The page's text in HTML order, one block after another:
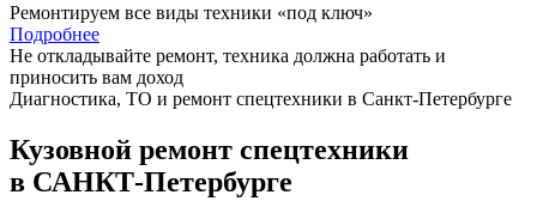
Ремонтируем все виды техники «под ключ»
Подробнее
Не откладывайте ремонт, техника должна работать и
приносить вам доход
Диагностика, ТО и ремонт спецтехники в Санкт-Петербурге
Кузовной ремонт спецтехники
в САНКТ-Петербурге